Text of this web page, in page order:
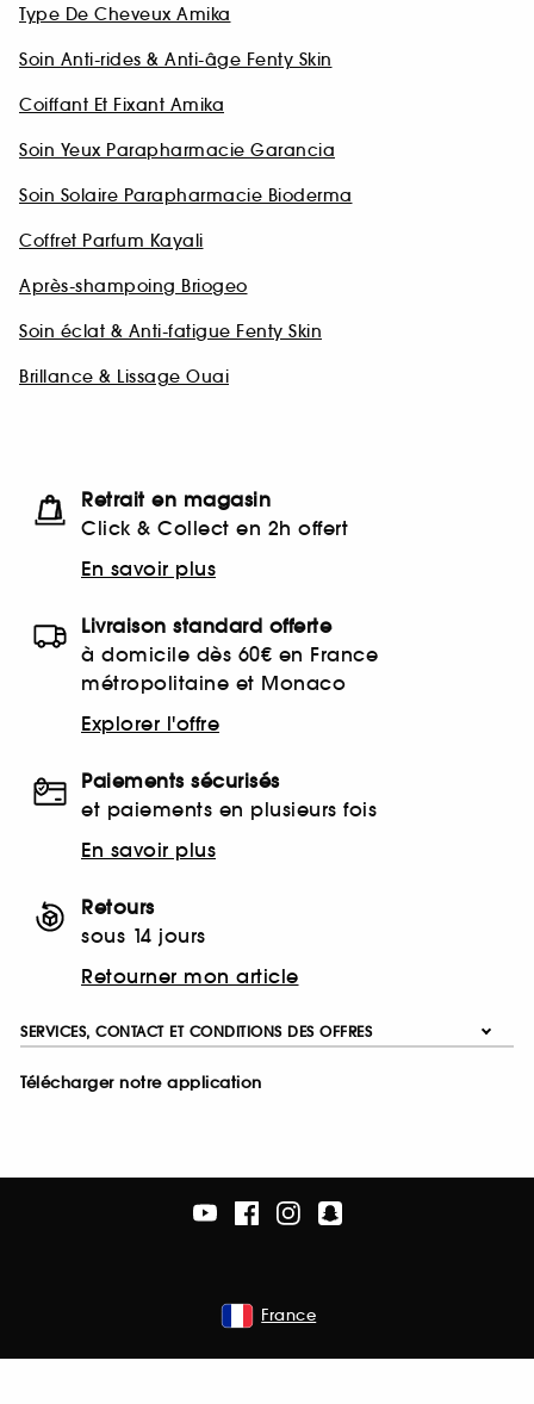
Type De Cheveux Amika
Soin Anti-rides & Anti-âge Fenty Skin
Coiffant Et Fixant Amika
Soin Yeux Parapharmacie Garancia
Soin Solaire Parapharmacie Bioderma
Coffret Parfum Kayali
Après-shampoing Briogeo
Soin éclat & Anti-fatigue Fenty Skin
Brillance & Lissage Ouai
Retrait en magasin
Click & Collect en 2h offert
En savoir plus
Livraison standard offerte
à domicile dès 60€ en France
métropolitaine et Monaco
Explorer l'offre
Paiements sécurisés
et paiements en plusieurs fois
En savoir plus
Retours
sous 14 jours
Retourner mon article
SERVICES, CONTACT ET CONDITIONS DES OFFRES
Télécharger notre application
France